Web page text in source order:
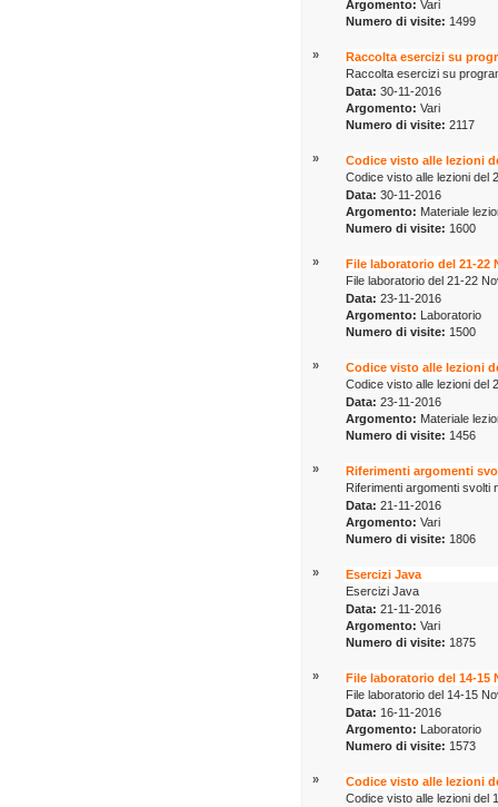
Argomento: Vari
Numero di visite: 1499
»
Raccolta esercizi su
Raccolta esercizi su
Data: 30-11-2016
Argomento: Vari
Numero di visite: 2117
»
Codice visto alle lezioni
Codice visto alle lezioni del
Data: 30-11-2016
Argomento: Materiale
Numero di visite: 1600
»
File laboratorio del 21-22
File laboratorio del 21-22
Data: 23-11-2016
Argomento: Laboratorio
Numero di visite: 1500
»
Codice visto alle lezioni
Codice visto alle lezioni del
Data: 23-11-2016
Argomento: Materiale
Numero di visite: 1456
»
Riferimenti argomenti
Riferimenti argomenti svolti
Data: 21-11-2016
Argomento: Vari
Numero di visite: 1806
»
Esercizi Java
Esercizi Java
Data: 21-11-2016
Argomento: Vari
Numero di visite: 1875
»
File laboratorio del 14-15
File laboratorio del 14-15
Data: 16-11-2016
Argomento: Laboratorio
Numero di visite: 1573
»
Codice visto alle lezioni
Codice visto alle lezioni del